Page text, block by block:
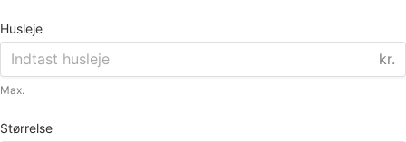
Husleje
kr.
Max.
Størrelse